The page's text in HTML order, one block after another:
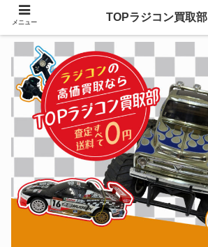
メニュー TOPラジコン買取部